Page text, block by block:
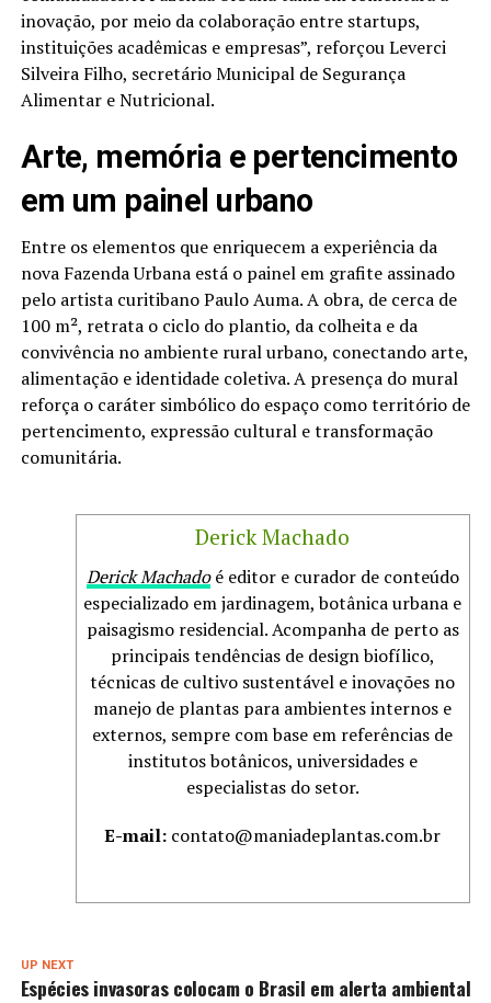
inovação, por meio da colaboração entre startups,
instituições acadêmicas e empresas”, reforçou Leverci
Silveira Filho, secretário Municipal de Segurança
Alimentar e Nutricional.
Arte, memória e pertencimento
em um painel urbano
Entre os elementos que enriquecem a experiência da
nova Fazenda Urbana está o painel em grafite assinado
pelo artista curitibano Paulo Auma. A obra, de cerca de
100 m², retrata o ciclo do plantio, da colheita e da
convivência no ambiente rural urbano, conectando arte,
alimentação e identidade coletiva. A presença do mural
reforça o caráter simbólico do espaço como território de
pertencimento, expressão cultural e transformação
comunitária.
Derick Machado
Derick Machadoé editor e curador de conteúdo
especializado em jardinagem, botânica urbana e
paisagismo residencial. Acompanha de perto as
principais tendências de design biofílico,
técnicas de cultivo sustentável e inovações no
manejo de plantas para ambientes internos e
externos, sempre com base em referências de
institutos botânicos, universidades e
especialistas do setor.
E-mail: contato@maniadeplantas.com.br
UP NEXT
Espécies invasoras colocam o Brasil em alerta ambiental